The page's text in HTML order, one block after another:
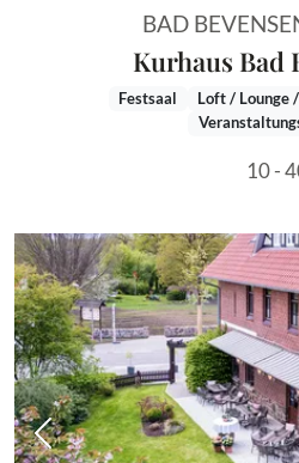
BAD
Kurhaus Bad
Festsaal
Loft / Lounge
10 -
Vorheriges Bild